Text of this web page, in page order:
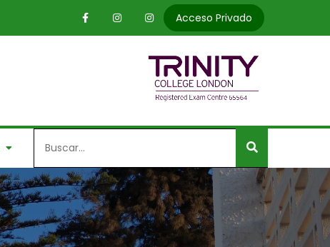
Acceso Privado
for: